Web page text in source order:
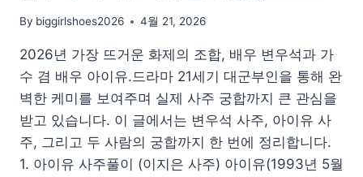
By biggirlshoes2026 4월 21, 2026
2026년 가장 뜨거운 화제의 조합, 배우 변우석과 가
수 겸 배우 아이유.드라마 21세기 대군부인을 통해 완
벽한 케미를 보여주며 실제 사주 궁합까지 큰 관심을
받고 있습니다. 이 글에서는 변우석 사주, 아이유 사
주, 그리고 두 사람의 궁합까지 한 번에 정리합니다.
1. 아이유 사주풀이 (이지은 사주) 아이유(1993년 5월